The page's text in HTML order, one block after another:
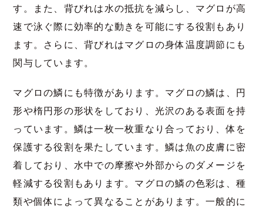
す。また、背びれは水の抵抗を減らし、マグロが高
速で泳ぐ際に効率的な動きを可能にする役割もあり
ます。さらに、背びれはマグロの身体温度調節にも
関与しています。
マグロの鱗にも特徴があります。マグロの鱗は、円
形や楕円形の形状をしており、光沢のある表面を持
っています。鱗は一枚一枚重なり合っており、体を
保護する役割を果たしています。鱗は魚の皮膚に密
着しており、水中での摩擦や外部からのダメージを
軽減する役割もあります。マグロの鱗の色彩は、種
類や個体によって異なることがあります。一般的に